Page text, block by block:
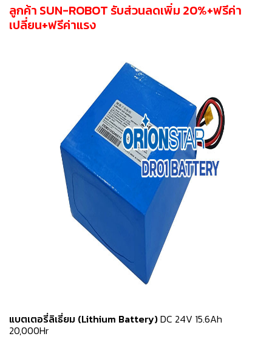
ลูกค้า SUN-ROBOT รับส่วนลดเพิ่ม 20%+ฟรีค่า
เปลี่ยน+ฟรีค่าแรง
แบตเตอรี่ลิเธี่ยม (Lithium Battery)DC 24V 15.6Ah
20,000Hr